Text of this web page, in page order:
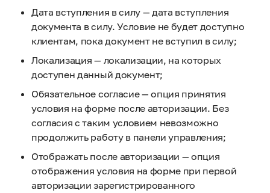
Дата вступления в силу — дата вступления
документа в силу. Условие не будет доступно
клиентам, пока документ не вступил в силу;
Локализация — локализации, на которых
доступен данный документ;
Обязательное согласие — опция принятия
условия на форме после авторизации. Без
согласия с таким условием невозможно
продолжить работу в панели управления;
Отображать после авторизации — опция
отображения условия на форме при первой
авторизации зарегистрированного